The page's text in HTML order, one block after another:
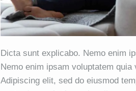
Dicta sunt explicabo. Nemo enim
Nemo enim ipsam voluptatem
Adipiscing elit, sed do eiusmod